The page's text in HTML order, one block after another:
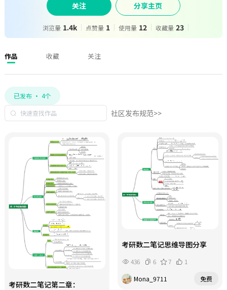
关注 分享主页
浏览量 1.4k 点赞量 1 使用量 12 收藏量 23
作品 收藏 关注
已发布 · 4个
社区发布规范>>
考研数二笔记第二章：
考研数二笔记思维导图分享
436 6 7
1
Mona_9711
免费